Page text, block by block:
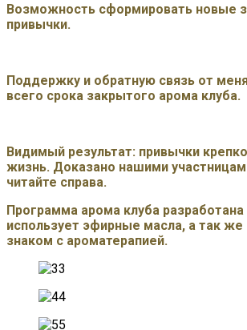
Возможность сформировать новые
привычки.
Поддержку и обратную связь от
всего срока закрытого арома клуба.
Видимый результат: привычки
жизнь. Доказано нашими
читайте справа.
Программа арома клуба разработана
использует эфирные масла, а так же
знаком с ароматерапией.